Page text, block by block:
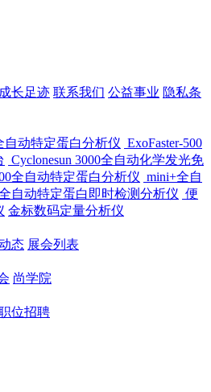
成长足迹 联系我们 公益事业 隐私条
自动特定蛋白分析仪 ExoFaster-500
Cyclonesun 3000全自动化学发光免
全自动特定蛋白分析仪 mini+全自
自动特定蛋白即时检测分析仪 便
金标数码定量分析仪
态 展会列表
尚学院
位招聘